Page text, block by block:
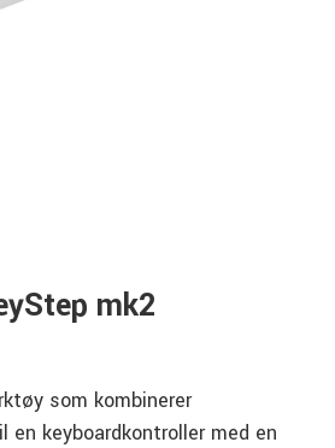
mk2
som kombinerer
keyboardkontroller med en